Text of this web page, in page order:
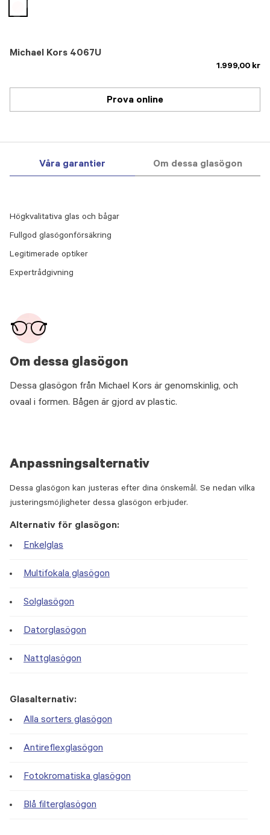
Michael Kors 4067U
1.999,00 kr
selected
Prova online
Våra garantier Om dessa glasögon
Om dessa glasögon
Dessa glasögon från Michael Kors är genomskinlig, och
ovaal i formen. Bågen är gjord av plastic.
Högkvalitativa glas och bågar
Fullgod glasögonförsäkring
Legitimerade optiker
Expertrådgivning
Anpassningsalternativ
Dessa glasögon kan justeras efter dina önskemål. Se nedan vilka
justeringsmöjligheter dessa glasögon erbjuder.
Alternativ för glasögon:
Enkelglas
Multifokala glasögon
Solglasögon
Datorglasögon
Nattglasögon
Glasalternativ:
Alla sorters glasögon
Antireflexglasögon
Fotokromatiska glasögon
Blå filterglasögon